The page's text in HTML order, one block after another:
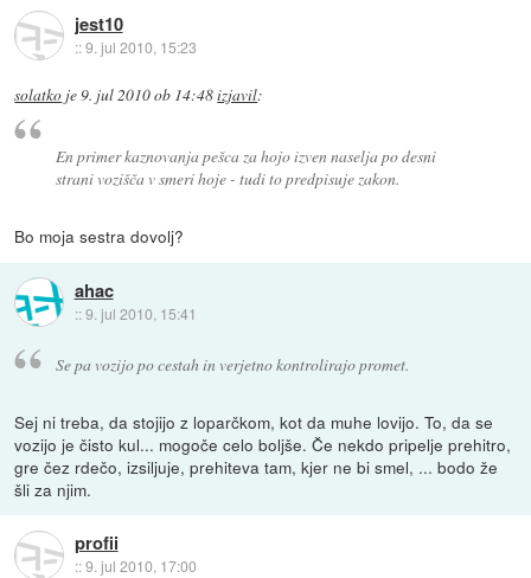
jest10
::9. jul 2010, 15:23
solatko je9. jul 2010 ob 14:48izjavil:
En primer kaznovanja pešca za hojo izven naselja po desni
strani vozišča v smeri hoje - tudi to predpisuje zakon.
Bo moja sestra dovolj?
ahac
::9. jul 2010, 15:41
Se pa vozijo po cestah in verjetno kontrolirajo promet.
Sej ni treba, da stojijo z loparčkom, kot da muhe lovijo. To, da se
vozijo je čisto kul... mogoče celo boljše. Če nekdo pripelje prehitro,
gre čez rdečo, izsiljuje, prehiteva tam, kjer ne bi smel, ... bodo že
šli za njim.
profii
::9. jul 2010, 17:00